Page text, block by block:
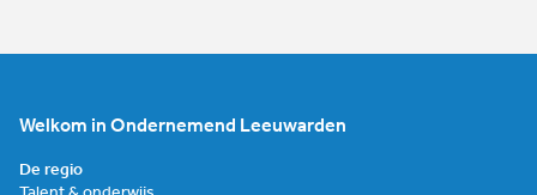
Welkom in Ondernemend Leeuwarden
De regio